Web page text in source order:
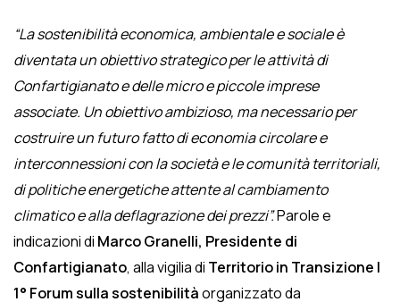
“La sostenibilità economica, ambientale e sociale è
diventata un obiettivo strategico per le attività di
Confartigianato e delle micro e piccole imprese
associate. Un obiettivo ambizioso, ma necessario per
costruire un futuro fatto di economia circolare e
interconnessioni con la società e le comunità territoriali,
di politiche energetiche attente al cambiamento
climatico e alla deflagrazione dei prezzi”.Parole e
indicazioni di Marco Granelli, Presidente di
Confartigianato, alla vigilia di Territorio in Transizione |
1° Forum sulla sostenibilitàorganizzato da